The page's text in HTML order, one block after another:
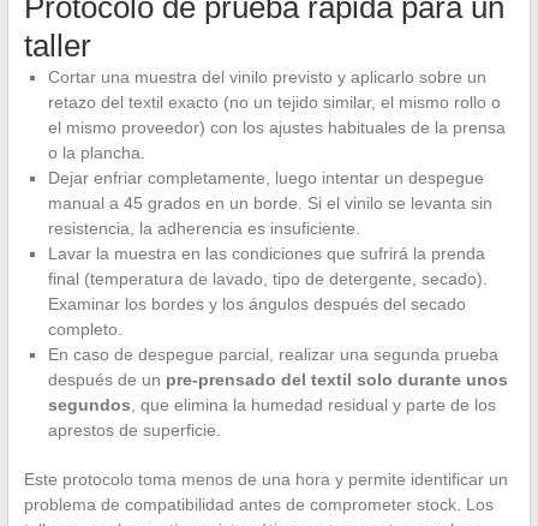
Protocolo de prueba rápida para un
taller
Cortar una muestra del vinilo previsto y aplicarlo sobre un
retazo del textil exacto (no un tejido similar, el mismo rollo o
el mismo proveedor) con los ajustes habituales de la prensa
o la plancha.
Dejar enfriar completamente, luego intentar un despegue
manual a 45 grados en un borde. Si el vinilo se levanta sin
resistencia, la adherencia es insuficiente.
Lavar la muestra en las condiciones que sufrirá la prenda
final (temperatura de lavado, tipo de detergente, secado).
Examinar los bordes y los ángulos después del secado
completo.
En caso de despegue parcial, realizar una segunda prueba
después de un pre-prensado del textil solo durante unos
segundos , que elimina la humedad residual y parte de los
aprestos de superficie.
Este protocolo toma menos de una hora y permite identificar un
problema de compatibilidad antes de comprometer stock. Los